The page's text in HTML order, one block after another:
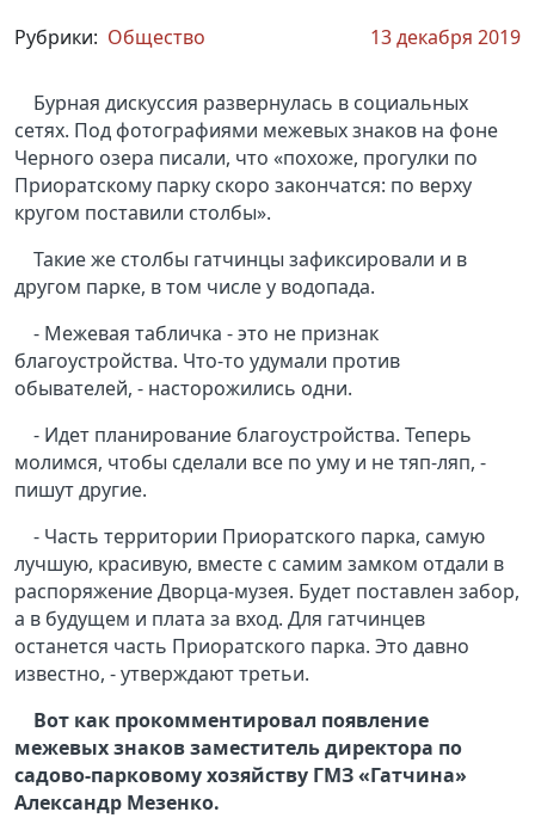
Рубрики: Общество 13 декабря 2019
Бурная дискуссия развернулась в социальных
сетях. Под фотографиями межевых знаков на фоне
Черного озера писали, что «похоже, прогулки по
Приоратскому парку скоро закончатся: по верху
кругом поставили столбы».
Такие же столбы гатчинцы зафиксировали и в
другом парке, в том числе у водопада.
- Межевая табличка - это не признак
благоустройства. Что-то удумали против
обывателей, - насторожились одни.
- Идет планирование благоустройства. Теперь
молимся, чтобы сделали все по уму и не тяп-ляп, -
пишут другие.
- Часть территории Приоратского парка, самую
лучшую, красивую, вместе с самим замком отдали в
распоряжение Дворца-музея. Будет поставлен забор,
а в будущем и плата за вход. Для гатчинцев
останется часть Приоратского парка. Это давно
известно, - утверждают третьи.
Вот как прокомментировал появление
межевых знаков заместитель директора по
садово-парковому хозяйству ГМЗ «Гатчина»
Александр Мезенко.